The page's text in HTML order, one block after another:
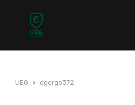
UEG > dgergo372